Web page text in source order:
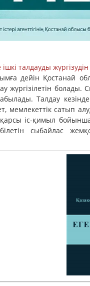
талдауды
дейін Қостанай
жүргізілетін
Талдау
сатып
іс-қимыл
сыбайлас